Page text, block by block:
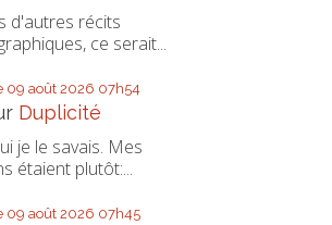
d'autres récits
ce serait...
09 août 2026 07h54
Duplicité
je le savais. Mes
étaient plutôt:...
09 août 2026 07h45